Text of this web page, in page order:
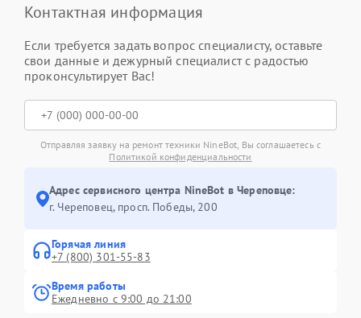
Контактная информация
Если требуется задать вопрос специалисту, оставьте
свои данные и дежурный специалист с радостью
проконсультирует Вас!
Отправляя заявку на ремонт техники NineBot, Вы соглашаетесь с
Политикой конфиденциальности
Адрес сервисного центра NineBot в Череповце:
г. Череповец, просп. Победы, 200
Горячая линия
+7 (800) 301-55-83
Время работы
Ежедневно с 9:00 до 21:00